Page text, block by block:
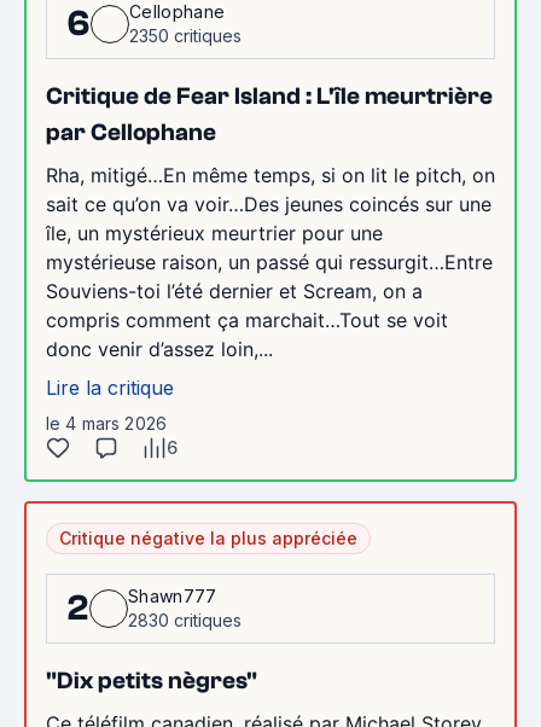
6
Cellophane
2350 critiques
Critique de Fear Island : L'île meurtrière
par Cellophane
Rha, mitigé…En même temps, si on lit le pitch, on
sait ce qu’on va voir…Des jeunes coincés sur une
île, un mystérieux meurtrier pour une
mystérieuse raison, un passé qui ressurgit…Entre
Souviens-toi l’été dernier et Scream, on a
compris comment ça marchait…Tout se voit
donc venir d’assez loin,...
Lire la critique
le 4 mars 2026
6
Critique négative la plus appréciée
2
Shawn777
2830 critiques
"Dix petits nègres"